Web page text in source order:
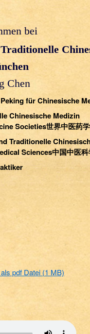
bei
Chen
für Chinesische
Chinesische Medizin
Societies世界中医药
Traditionelle
Sciences中国中医
pdf Datei (1 MB)